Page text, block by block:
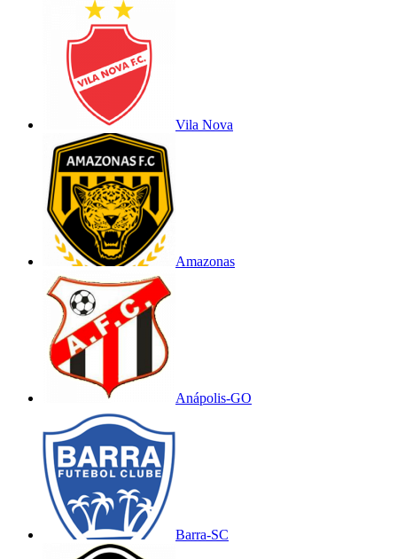
Vila Nova
Amazonas
Anápolis-GO
Barra-SC